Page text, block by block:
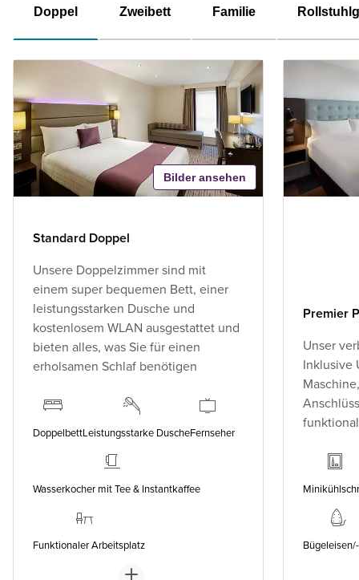
Doppel Zweibett Familie
Bilder ansehen
Standard Doppel
Unsere Doppelzimmer sind mit
einem super bequemen Bett, einer
leistungsstarken Dusche und
kostenlosem WLAN ausgestattet und
bieten alles, was Sie für einen
erholsamen Schlaf benötigen
DoppelbettLeistungsstarke DuscheFernseher
Wasserkocher mit Tee & Instantkaffee
Funktionaler Arbeitsplatz
Premier
Unser
Inklusive